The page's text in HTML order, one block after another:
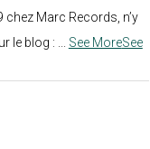
Marc Records, n’y
le blog :
See MoreSee